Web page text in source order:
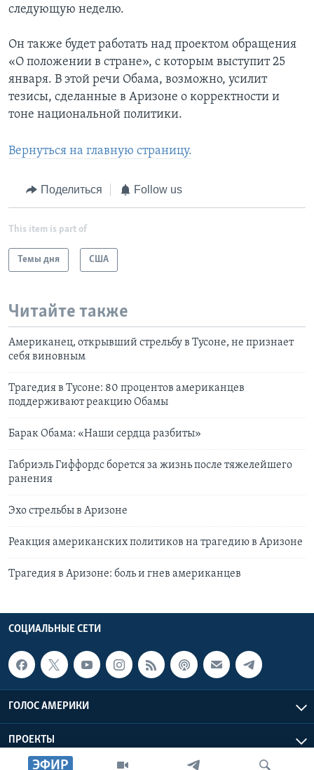
ЭФИР
следующую неделю.
Он также будет работать над проектом обращения
«О положении в стране», с которым выступит 25
января. В этой речи Обама, возможно, усилит
тезисы, сделанные в Аризоне о корректности и
тоне национальной политики.
Вернуться на главную страницу.
Поделиться Follow us
This item is part of
Темы дня США
Читайте также
Американец, открывший стрельбу в Тусоне, не признает
себя виновным
Трагедия в Тусоне: 80 процентов американцев
поддерживают реакцию Обамы
Барак Обама: «Наши сердца разбиты»
Габриэль Гиффордс борется за жизнь после тяжелейшего
ранения
Эхо стрельбы в Аризоне
Реакция американских политиков на трагедию в Аризоне
Трагедия в Аризоне: боль и гнев американцев
СОЦИАЛЬНЫЕ СЕТИ
ГОЛОС АМЕРИКИ
ПРОЕКТЫ